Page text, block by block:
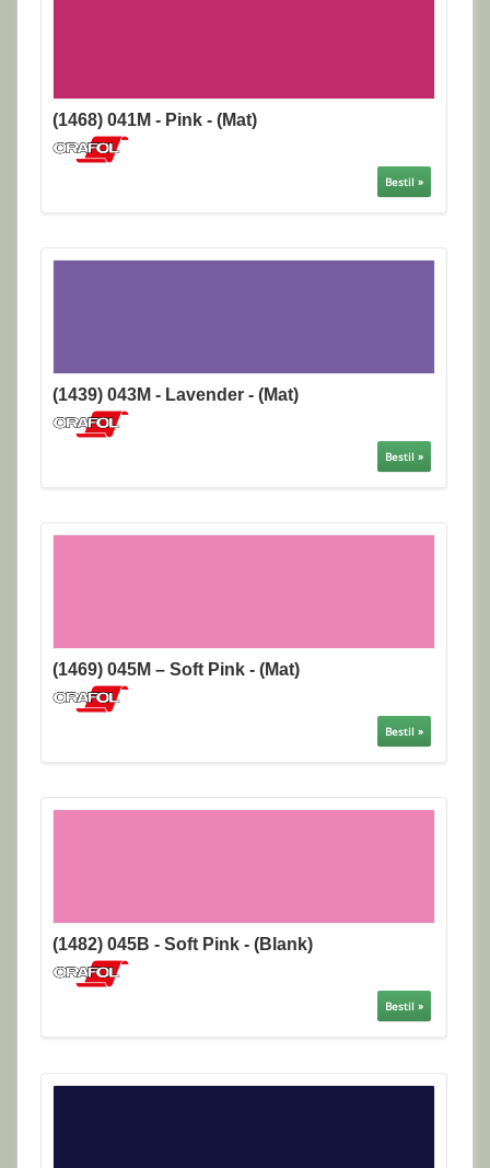
(1468) 041M - Pink - (Mat)
Bestil »
(1439) 043M - Lavender - (Mat)
Bestil »
(1469) 045M – Soft Pink - (Mat)
Bestil »
(1482) 045B - Soft Pink - (Blank)
Bestil »